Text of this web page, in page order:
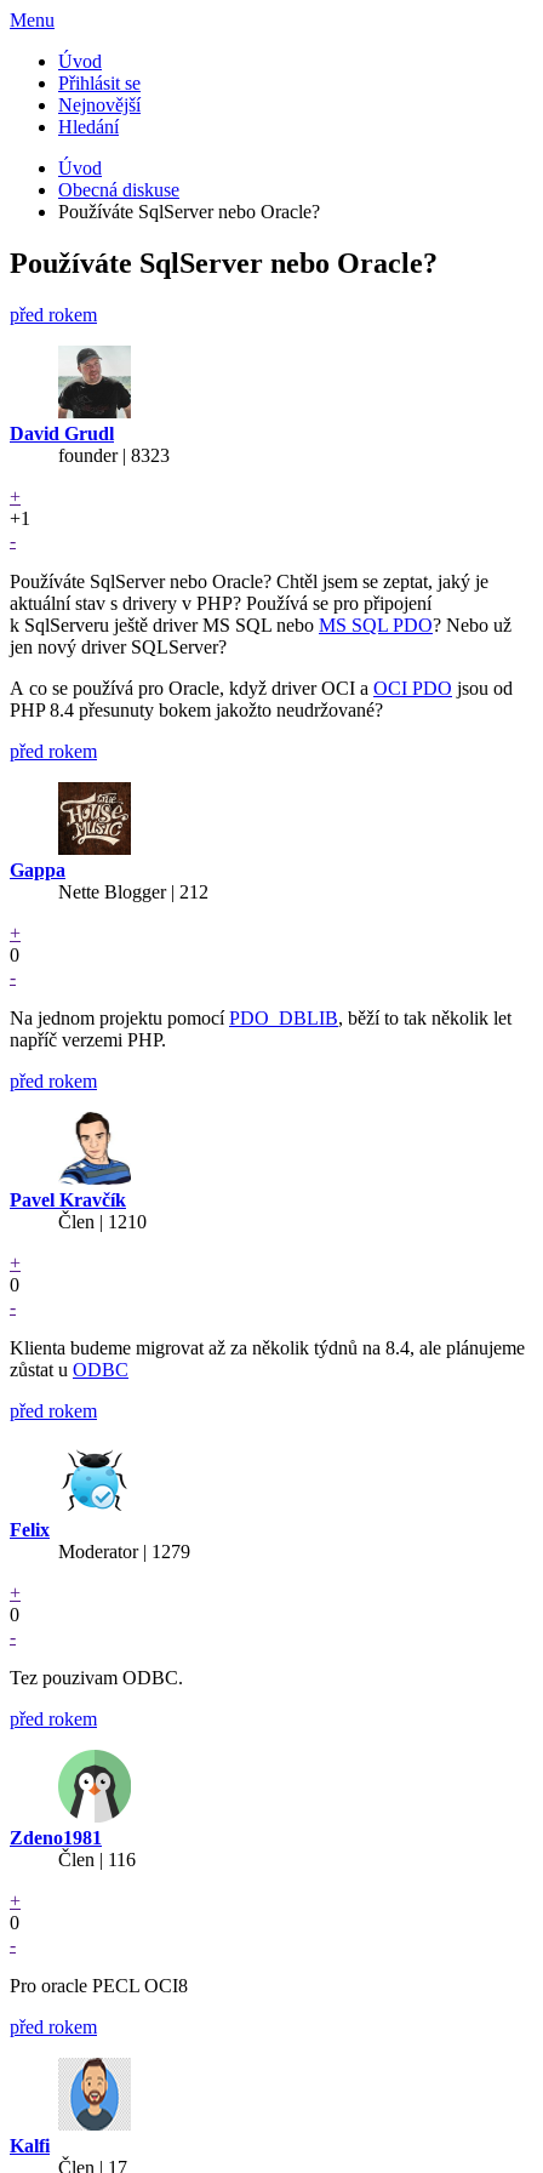
Menu
Úvod
Přihlásit se
Nejnovější
Hledání
Úvod
Obecná diskuse
Používáte SqlServer nebo Oracle?
Používáte SqlServer nebo Oracle?
před rokem
David Grudl
founder | 8323
+
+1
-
Používáte SqlServer nebo Oracle? Chtěl jsem se zeptat, jaký je
aktuální stav s drivery v PHP? Používá se pro připojení
k SqlServeru ještě driver MS SQL nebo MS SQL PDO? Nebo už
jen nový driver SQLServer?
A co se používá pro Oracle, když driver OCI a OCI PDO jsou od
PHP 8.4 přesunuty bokem jakožto neudržované?
před rokem
Gappa
Nette Blogger | 212
+
0
-
Na jednom projektu pomocíPDO_DBLIB, běží to tak několik let
napříč verzemi PHP.
před rokem
Pavel Kravčík
Člen | 1210
+
0
-
Klienta budeme migrovat až za několik týdnů na 8.4, ale plánujeme
zůstat u ODBC
před rokem
Felix
Moderator | 1279
+
0
-
Tez pouzivam ODBC.
před rokem
Zdeno1981
Člen | 116
+
0
-
Pro oracle PECL OCI8
před rokem
Kalfi
Člen | 17